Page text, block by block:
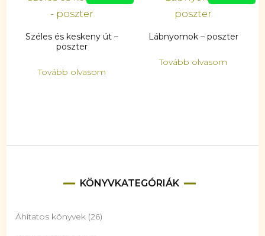
Széles és keskeny út –
poszter
Tovább olvasom
Lábnyomok – poszter
Tovább olvasom
KÖNYVKATEGÓRIÁK
Áhítatos könyvek (26)